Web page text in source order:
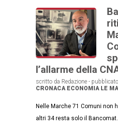
l’allarme della
scritto da Redazione -
CRONACA ECONOMIA LE
Nelle Marche 71 Comuni non
altri 34 resta solo il Bancomat.